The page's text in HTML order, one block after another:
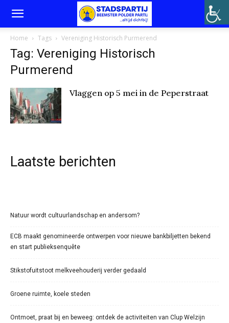
Home Tags Vereniging Historisch Purmerend
Tag: Vereniging Historisch
Purmerend
Vlaggen op 5 mei in de Peperstraat
Laatste berichten
Natuur wordt cultuurlandschap en andersom?
ECB maakt genomineerde ontwerpen voor nieuwe bankbiljetten bekend
en start publieksenquête
Stikstofuitstoot melkveehouderij verder gedaald
Groene ruimte, koele steden
Ontmoet, praat bij en beweeg: ontdek de activiteiten van Clup Welzijn